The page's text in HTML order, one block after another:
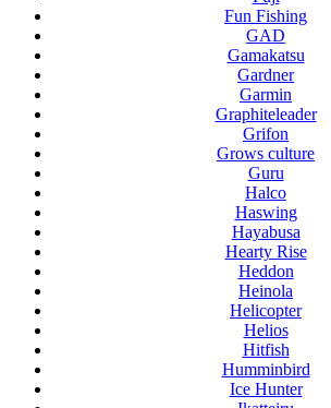
Fun Fishing
GAD
Gamakatsu
Gardner
Garmin
Graphiteleader
Grifon
Grows culture
Guru
Halco
Haswing
Hayabusa
Hearty Rise
Heddon
Heinola
Helicopter
Helios
Hitfish
Humminbird
Ice Hunter